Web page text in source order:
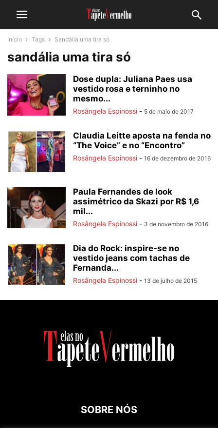
Início Tags Sandália uma tira só
sandália uma tira só
Dose dupla: Juliana Paes usa
vestido rosa e terninho no
mesmo...
Rosângela Espinossi - 5 de maio de 2017
Claudia Leitte aposta na fenda no
“The Voice” e no “Encontro”
Rosângela Espinossi - 16 de dezembro de 2016
Paula Fernandes de look
assimétrico da Skazi por R$ 1,6
mil...
Rosângela Espinossi - 3 de novembro de 2016
Dia do Rock: inspire-se no
vestido jeans com tachas de
Fernanda...
Rosângela Espinossi - 13 de julho de 2015
SOBRE NÓS